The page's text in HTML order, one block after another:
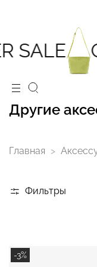
SALE
Другие
Главная
Фильтры
-3%